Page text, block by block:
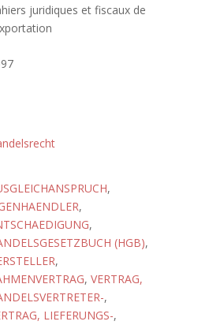
juridiques et fiscaux de
,
,
,
(HGB),
,
, VERTRAG,
,
LIEFERUNGS-,